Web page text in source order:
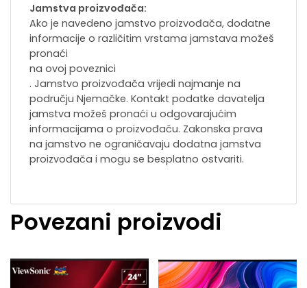
Jamstva proizvođača:
Ako je navedeno jamstvo proizvođača, dodatne
informacije o različitim vrstama jamstava možeš
pronaći
na ovoj poveznici
. Jamstvo proizvođača vrijedi najmanje na
području Njemačke. Kontakt podatke davatelja
jamstva možeš pronaći u odgovarajućim
informacijama o proizvođaču. Zakonska prava
na jamstvo ne ograničavaju dodatna jamstva
proizvođača i mogu se besplatno ostvariti.
Povezani proizvodi